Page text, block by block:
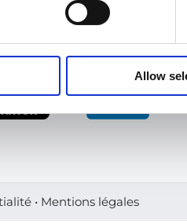
Allow
• Mentions légales